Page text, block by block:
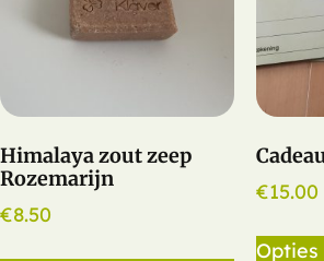
Himalaya zout zeep
Rozemarijn
€8.50
€15.00